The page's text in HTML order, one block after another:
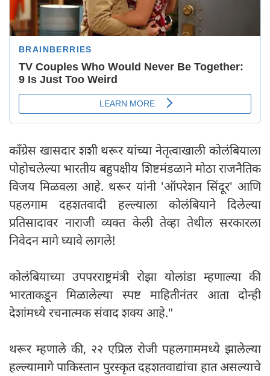
काँग्रेस खासदार शशी थरूर यांच्या नेतृत्वाखाली कोलंबियाला
पोहोचलेल्या भारतीय बहुपक्षीय शिष्टमंडळाने मोठा राजनैतिक
विजय मिळवला आहे. थरूर यांनी 'ऑपरेशन सिंदूर' आणि
पहलगाम दहशतवादी हल्ल्याला कोलंबियाने दिलेल्या
प्रतिसादावर नाराजी व्यक्त केली तेव्हा तेथील सरकारला
निवेदन मागे घ्यावे लागले!
कोलंबियाच्या उपपरराष्ट्रमंत्री रोझा योलांडा म्हणाल्या की
भारताकडून मिळालेल्या स्पष्ट माहितीनंतर आता दोन्ही
देशांमध्ये रचनात्मक संवाद शक्य आहे."
थरूर म्हणाले की, २२ एप्रिल रोजी पहलगाममध्ये झालेल्या
हल्ल्यामागे पाकिस्तान पुरस्कृत दहशतवाद्यांचा हात असल्याचे